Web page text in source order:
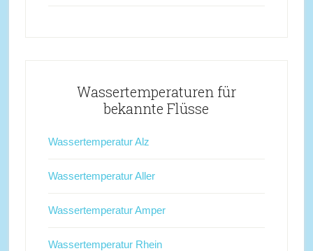
Wassertemperaturen für
bekannte Flüsse
Wassertemperatur Alz
Wassertemperatur Aller
Wassertemperatur Amper
Wassertemperatur Rhein